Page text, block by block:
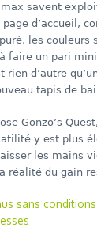
savent
d’accueil,
les couleurs
faire un pari
rien d’autre
tapis de
Gonzo’s
y est plus
les mains
réalité du gain
sans